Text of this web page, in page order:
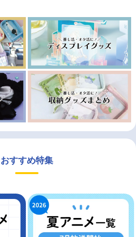
おすすめ特集